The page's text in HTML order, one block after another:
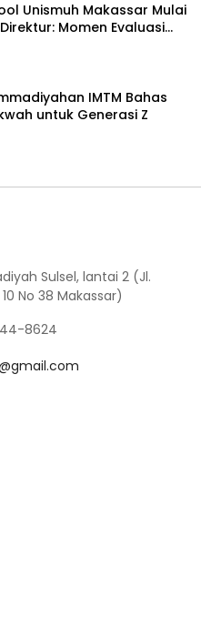
Unismuh Makassar Mulai
Momen Evaluasi
IMTM Bahas
untuk Generasi Z
Sulsel, lantai 2 (Jl.
No 38 Makassar)
8624